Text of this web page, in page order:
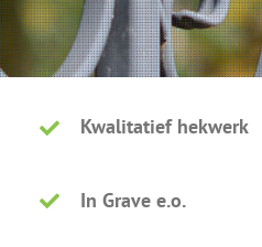
Kwalitatief hekwerk
In Grave e.o.